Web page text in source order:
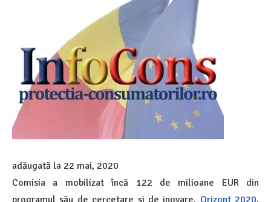
adăugată la 22 mai, 2020
Comisia a mobilizat încă 122 de milioane EUR din
programul său de cercetare și de inovare, Orizont 2020,